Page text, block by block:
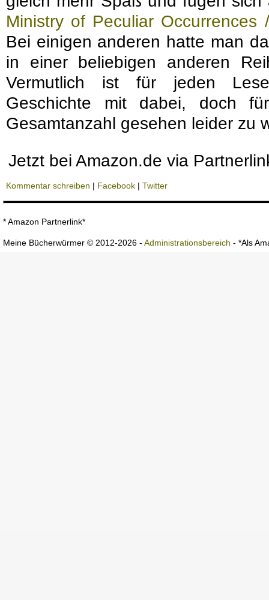
Ministry of Peculiar Occurrences
Bei einigen anderen hatte man
in einer beliebigen anderen
Vermutlich ist für jeden
Geschichte mit dabei, doch
Gesamtanzahl gesehen leider zu
Jetzt bei Amazon.de via
Kommentar schreiben | Facebook | Twitter
* Amazon Partnerlink*
Meine Bücherwürmer © 2012-2026 - Administrationsbereich - *Als